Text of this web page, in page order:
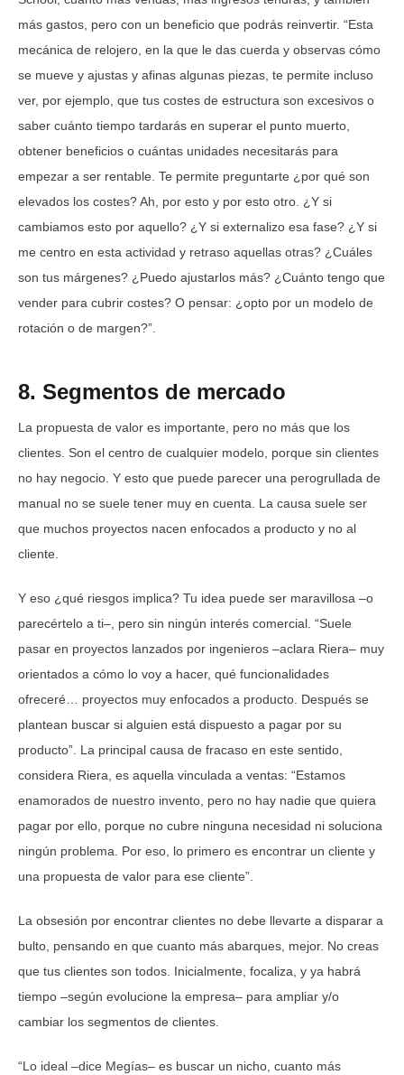
más gastos, pero con un beneficio que podrás reinvertir. “Esta
mecánica de relojero, en la que le das cuerda y observas cómo
se mueve y ajustas y afinas algunas piezas, te permite incluso
ver, por ejemplo, que tus costes de estructura son excesivos o
saber cuánto tiempo tardarás en superar el punto muerto,
obtener beneficios o cuántas unidades necesitarás para
empezar a ser rentable. Te permite preguntarte ¿por qué son
elevados los costes? Ah, por esto y por esto otro. ¿Y si
cambiamos esto por aquello? ¿Y si externalizo esa fase? ¿Y si
me centro en esta actividad y retraso aquellas otras? ¿Cuáles
son tus márgenes? ¿Puedo ajustarlos más? ¿Cuánto tengo que
vender para cubrir costes? O pensar: ¿opto por un modelo de
rotación o de margen?”.
8. Segmentos de mercado
La propuesta de valor es importante, pero no más que los
clientes. Son el centro de cualquier modelo, porque sin clientes
no hay negocio. Y esto que puede parecer una perogrullada de
manual no se suele tener muy en cuenta. La causa suele ser
que muchos proyectos nacen enfocados a producto y no al
cliente.
Y eso ¿qué riesgos implica? Tu idea puede ser maravillosa –o
parecértelo a ti–, pero sin ningún interés comercial. “Suele
pasar en proyectos lanzados por ingenieros –aclara Riera– muy
orientados a cómo lo voy a hacer, qué funcionalidades
ofreceré… proyectos muy enfocados a producto. Después se
plantean buscar si alguien está dispuesto a pagar por su
producto”. La principal causa de fracaso en este sentido,
considera Riera, es aquella vinculada a ventas: “Estamos
enamorados de nuestro invento, pero no hay nadie que quiera
pagar por ello, porque no cubre ninguna necesidad ni soluciona
ningún problema. Por eso, lo primero es encontrar un cliente y
una propuesta de valor para ese cliente”.
La obsesión por encontrar clientes no debe llevarte a disparar a
bulto, pensando en que cuanto más abarques, mejor. No creas
que tus clientes son todos. Inicialmente, focaliza, y ya habrá
tiempo –según evolucione la empresa– para ampliar y/o
cambiar los segmentos de clientes.
“Lo ideal –dice Megías– es buscar un nicho, cuanto más